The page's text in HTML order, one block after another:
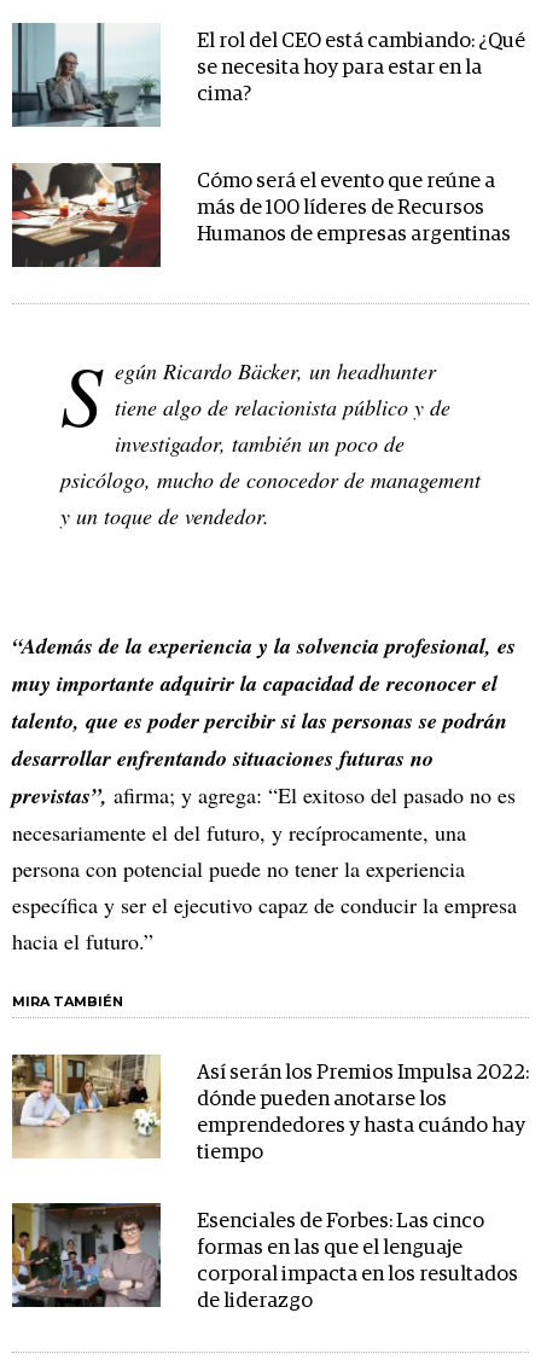
El rol del CEO está cambiando: ¿Qué
se necesita hoy para estar en la
cima?
Cómo será el evento que reúne a
más de 100 líderes de Recursos
Humanos de empresas argentinas
S egún Ricardo Bäcker, un headhunter
tiene algo de relacionista público y de
investigador, también un poco de
psicólogo, mucho de conocedor de management
y un toque de vendedor.
“Además de la experiencia y la solvencia profesional, es
muy importante adquirir la capacidad de reconocer el
talento, que es poder percibir si las personas se podrán
desarrollar enfrentando situaciones futuras no
previstas”, afirma; y agrega: “El exitoso del pasado no es
necesariamente el del futuro, y recíprocamente, una
persona con potencial puede no tener la experiencia
específica y ser el ejecutivo capaz de conducir la empresa
hacia el futuro.”
MIRA TAMBIÉN
Así serán los Premios Impulsa 2022:
dónde pueden anotarse los
emprendedores y hasta cuándo hay
tiempo
Esenciales de Forbes: Las cinco
formas en las que el lenguaje
corporal impacta en los resultados
de liderazgo